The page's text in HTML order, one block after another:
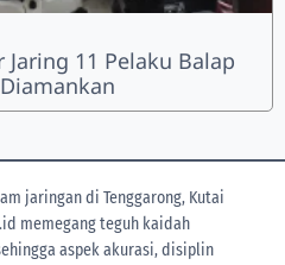
11 Pelaku Balap
jaringan di Tenggarong, Kutai
memegang teguh kaidah
aspek akurasi, disiplin